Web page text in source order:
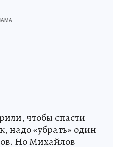
чтобы спасти
надо «убрать» один
Но Михайлов